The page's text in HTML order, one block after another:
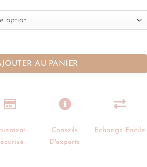
AU PANIER
Conseils
D'experts
Echange Facile